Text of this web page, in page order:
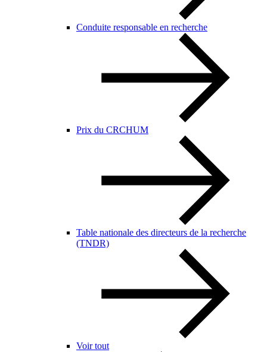
Conduite responsable en recherche
Prix du CRCHUM
Table nationale des directeurs de la recherche
(TNDR)
Voir tout